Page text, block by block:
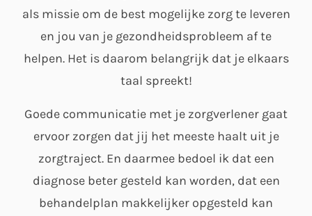
als missie om de best mogelijke zorg te leveren
en jou van je gezondheidsprobleem af te
helpen. Het is daarom belangrijk dat je elkaars
taal spreekt!
Goede communicatie met je zorgverlener gaat
ervoor zorgen dat jij het meeste haalt uit je
zorgtraject. En daarmee bedoel ik dat een
diagnose beter gesteld kan worden, dat een
behandelplan makkelijker opgesteld kan